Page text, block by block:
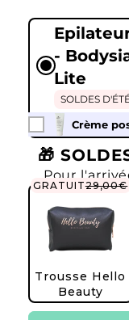
-
Lite
SOLDES
Crème
🎁
Pour
Trousse Hello
Beauty
GRATUIT29,00€